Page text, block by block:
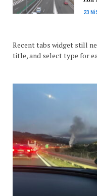
23
Recent tabs widget still
title, and select type for